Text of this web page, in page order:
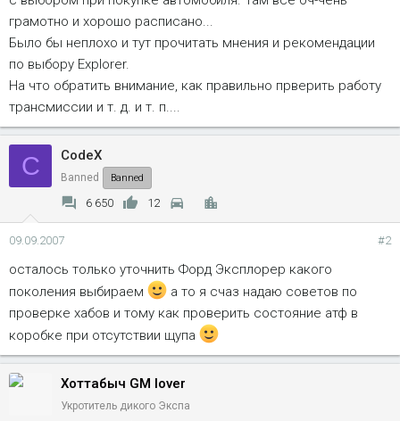
грамотно и хорошо расписано...
Было бы неплохо и тут прочитать мнения и рекомендации
по выбору Explorer.
На что обратить внимание, как правильно прверить работу
трансмиссии и т. д. и т. п....
C CodeX
Banned Banned
6 650 12
09.09.2007 #2
осталось только уточнить Форд Эксплорер какого
поколения выбираем
а то я счаз надаю советов по
проверке хабов и тому как проверить состояние атф в
коробке при отсутствии щупа
Хоттабыч GM lover
Укротитель дикого Экспа